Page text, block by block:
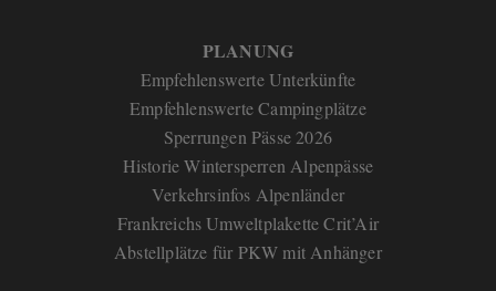
PLANUNG
Empfehlenswerte Unterkünfte
Empfehlenswerte Campingplätze
Sperrungen Pässe 2026
Historie Wintersperren Alpenpässe
Verkehrsinfos Alpenländer
Frankreichs Umweltplakette Crit’Air
Abstellplätze für PKW mit Anhänger